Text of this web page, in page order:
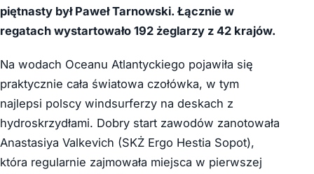
piętnasty był Paweł Tarnowski. Łącznie w
regatach wystartowało 192 żeglarzy z 42 krajów.
Na wodach Oceanu Atlantyckiego pojawiła się
praktycznie cała światowa czołówka, w tym
najlepsi polscy windsurferzy na deskach z
hydroskrzydłami. Dobry start zawodów zanotowała
Anastasiya Valkevich (SKŻ Ergo Hestia Sopot),
która regularnie zajmowała miejsca w pierwszej